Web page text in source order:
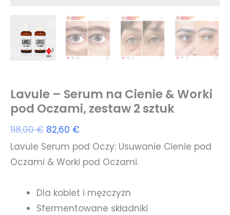
Lavule – Serum na Cienie & Worki
pod Oczami, zestaw 2 sztuk
118,00€ Pierwotna
cena
wynosiła:
82,60 €Aktualna
cena
wynosi:
Lavule Serum pod Oczy: Usuwanie Cienie pod
Oczami & Worki pod Oczami.
Dla kobiet i mężczyzn
Sfermentowane składniki